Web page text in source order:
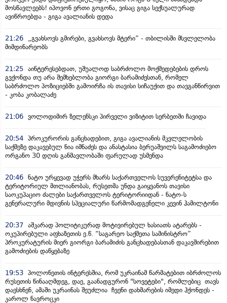
მოსწავლეებს! იპოვონ ერთი გოგონა, ვისაც გიგა სექსუალურად
ავიწროებდა - გიგა ავალიანის დედა
21:26
„გვახსოვს გმირები, გვახსოვს მტერი” - თბილისში მსვლელობა
მიმდინარეობს
21:25 აინტერესებდათ, უშუალოდ საბრძოლო მოქმედებების დროს
გვქონდა თუ არა შემხებლობა გიორგი ბარამიძესთან, რომელ
საბრძოლო პოზიციებში გამოირჩა ის თავისი სიჩაუქით და თავგანწირვით
- კობა კობალაძე
21:06 ვოლოდიმირ ზელენსკი პირველი ვიზიტით სერბეთში ჩავიდა
20:54 პროკურორის განცხადებით, გიგა ავალიანის მკვლელობის
საქმეზე დაკავებულ ნია იმნაძეს და ანასტასია ბერუაშვილს საგამოძიებო
ორგანო 30 დღის განმავლობაში ფარულად უსმენდა
20:46 ნატო ურყევად უჭერს მხარს საქართველოს სუვერენიტეტსა და
ტერიტორიულ მთლიანობას, რუსეთმა უნდა გაიყვანოს თავისი
საოკუპაციო ძალები საქართველოს ტერიტორიიდან - ნატო-ს
გენერალური მდივნის სპეციალური წარმომადგენელი კევინ ჰამილტონი
20:37 აშკარად პოლიტიკურად მოტივირებულ ხასიათს ატარებს -
ოკუპირებული აფხაზეთის ე.წ. “საგარეო საქმეთა სამინისტრო”
პროკურატურის მიერ გიორგი ბარამიძის განცხადებასთან დაკავშირებით
გამოძიების დაწყებაზე
19:53 პოლონეთის ინტერესშია, რომ უკრაინამ წარმატებით იბრძოლოს
რუსეთის წინააღმდეგ, დაე, გაანადგურონ "სოვეტები", რომლებიც თავს
დაესხნენ, ამაში უკრაინას შეუძლია ჩვენი დახმარების იმედი ჰქონდეს -
კაროლ ნავროცკი